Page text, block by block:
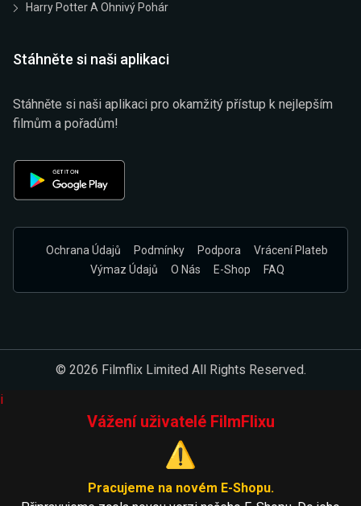
Harry Potter A Ohnivý Pohár
Stáhněte si naši aplikaci
Stáhněte si naši aplikaci pro okamžitý přístup k nejlepším
filmům a pořadům!
Ochrana Údajů Podmínky Podpora
Vrácení Plateb
Výmaz Údajů
O Nás E-Shop FAQ
© 2026 Filmflix Limited All Rights Reserved.
i
Vážení uživatelé FilmFlixu
⚠️
Pracujeme na novém E-Shopu.